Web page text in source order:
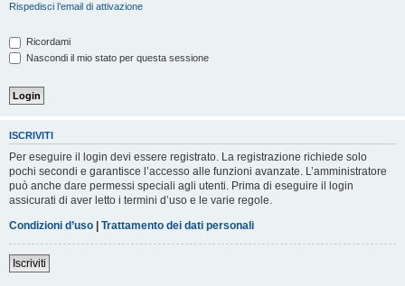
Rispedisci l’email di attivazione
Ricordami
Nascondi il mio stato per questa sessione
ISCRIVITI
Per eseguire il login devi essere registrato. La registrazione richiede solo
pochi secondi e garantisce l’accesso alle funzioni avanzate. L’amministratore
può anche dare permessi speciali agli utenti. Prima di eseguire il login
assicurati di aver letto i termini d’uso e le varie regole.
Condizioni d’uso | Trattamento dei dati personali
Iscriviti